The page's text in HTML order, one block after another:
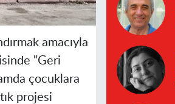
amacıyla
"Geri
çocuklara
projesi